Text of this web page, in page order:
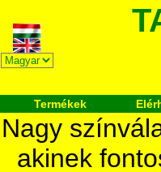
Termékek
Nagy
akinek